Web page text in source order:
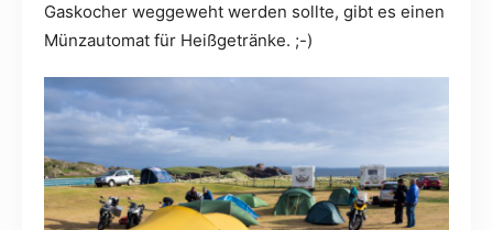
Gaskocher weggeweht werden sollte, gibt es einen
Münzautomat für Heißgetränke. ;-)